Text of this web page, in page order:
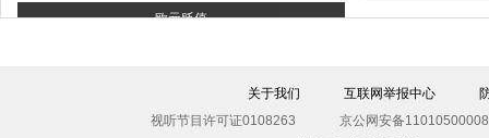
欧元贬值
关于我们 互联网举报中心
视听节目许可证0108263
京公网安备